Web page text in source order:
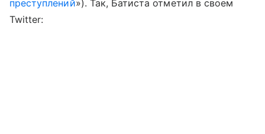
преступлений»). Так, Батиста отметил в своем
Twitter: